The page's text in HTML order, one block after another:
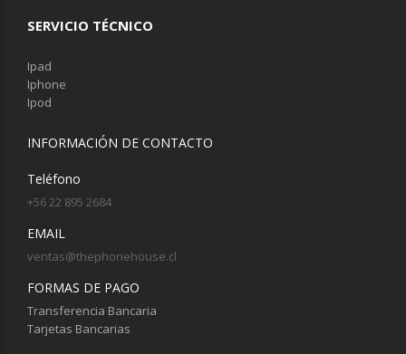
SERVICIO TÉCNICO
Ipad
Iphone
Ipod
INFORMACIÓN DE CONTACTO
Teléfono
+56 22 895 2684
EMAIL
ventas@thephonehouse.cl
FORMAS DE PAGO
Transferencia Bancaria
Tarjetas Bancarias